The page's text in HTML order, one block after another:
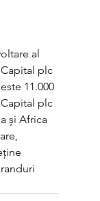
al
plc
11.000
plc
și Africa